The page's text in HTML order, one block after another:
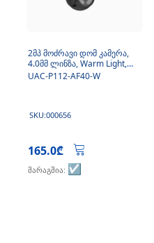
2მპ მოძრავი დომ კამერა,
4.0მმ ლინზა, Warm Light,
მიკროფონი
UAC-P112-AF40-W
SKU:000656
165.0₾
მარაგშია: ☑️